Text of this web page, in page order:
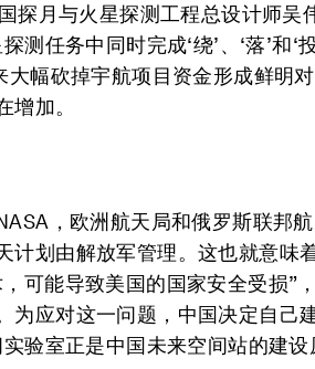
探月与火星探测工程总设计师吴
测任务中同时完成‘绕’、‘落’和‘
大幅砍掉宇航项目资金形成鲜明
增加。
，欧洲航天局和俄罗斯联邦
计划由解放军管理。这也就意味
可能导致美国的国家安全受损”
为应对这一问题，中国决定自己
验室正是中国未来空间站的建设